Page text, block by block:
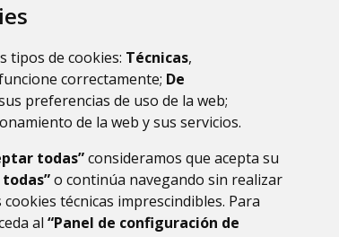
tipos de cookies: Técnicas,
correctamente; De
preferencias de uso de la web;
de la web y sus servicios.
todas”consideramos que acepta su
todas”o continúa navegando sin realizar
técnicas imprescindibles. Para
al “Panel de configuración de